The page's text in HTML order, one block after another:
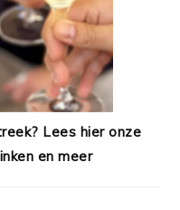
Lees hier onze
en meer